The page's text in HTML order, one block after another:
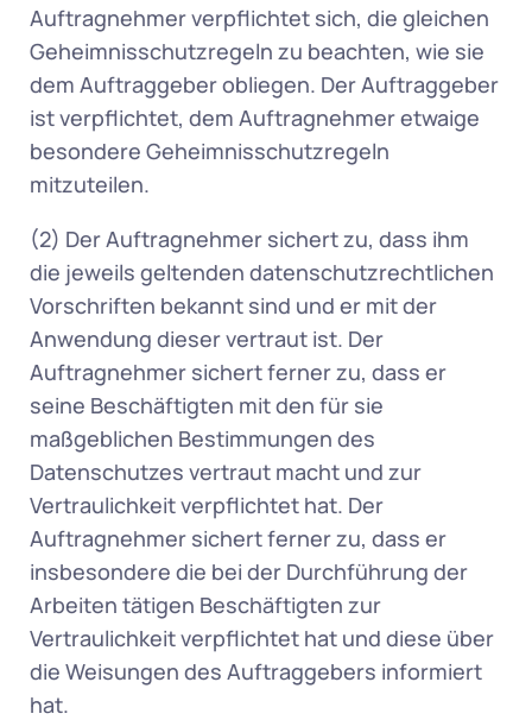
Auftragnehmer verpflichtet sich, die gleichen
Geheimnisschutzregeln zu beachten, wie sie
dem Auftraggeber obliegen. Der Auftraggeber
ist verpflichtet, dem Auftragnehmer etwaige
besondere Geheimnisschutzregeln
mitzuteilen.
(2) Der Auftragnehmer sichert zu, dass ihm
die jeweils geltenden datenschutzrechtlichen
Vorschriften bekannt sind und er mit der
Anwendung dieser vertraut ist. Der
Auftragnehmer sichert ferner zu, dass er
seine Beschäftigten mit den für sie
maßgeblichen Bestimmungen des
Datenschutzes vertraut macht und zur
Vertraulichkeit verpflichtet hat. Der
Auftragnehmer sichert ferner zu, dass er
insbesondere die bei der Durchführung der
Arbeiten tätigen Beschäftigten zur
Vertraulichkeit verpflichtet hat und diese über
die Weisungen des Auftraggebers informiert
hat.